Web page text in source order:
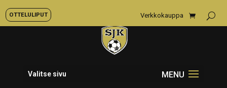
OTTELULIPUT Verkkokauppa
Valitse sivu